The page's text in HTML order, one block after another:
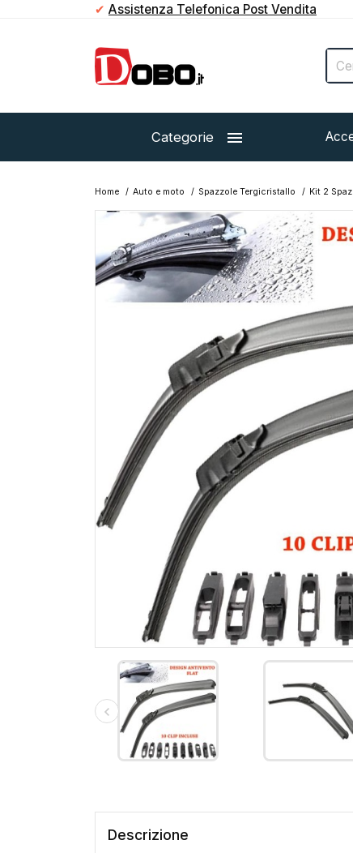
✔ Paga in contanti direttamente al corriere
Categorie 
Home Auto e moto Spazzole Tergicristallo Kit 2
Descrizione